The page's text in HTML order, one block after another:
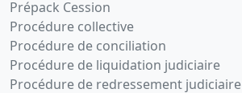
Prépack Cession
Procédure collective
Procédure de conciliation
Procédure de liquidation judiciaire
Procédure de redressement judiciaire